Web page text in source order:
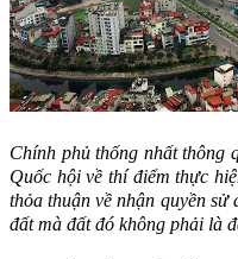
Chính phủ thống nhất thông
Quốc hội về thí điểm thực
thỏa thuận về nhận quyền sử
đất mà đất đó không phải là